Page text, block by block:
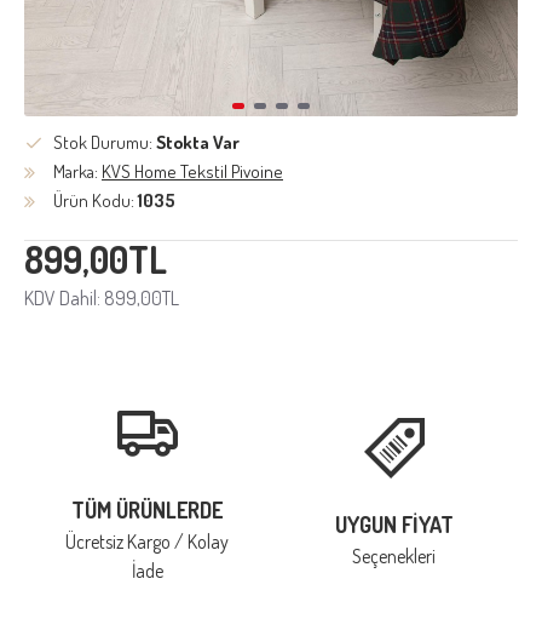
899,00TL
KDV Dahil: 899,00TL
Stok Durumu: Stokta Var
Marka: KVS Home Tekstil Pivoine
Ürün Kodu: 1035
TÜM ÜRÜNLERDE
Ücretsiz Kargo / Kolay
İade
UYGUN FIYAT
Seçenekleri